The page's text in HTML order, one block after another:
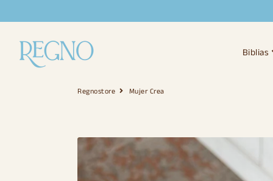
Biblias
Regnostore Mujer Crea